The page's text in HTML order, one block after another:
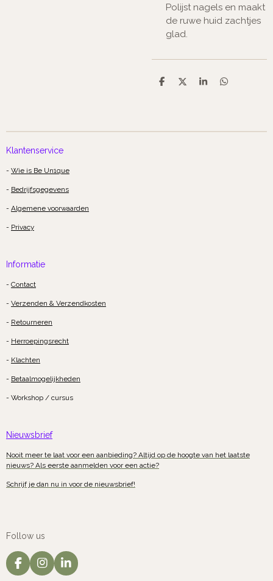
Polijst nagels en maakt
de ruwe huid zachtjes
glad.
D
D
S
D
Klantenservice
- Wie is Be Un1que
- Bedrijfsgegevens
- Algemene voorwaarden
- Privacy
Informatie
- Contact
- Verzenden & Verzendkosten
- Retourneren
- Herroepingsrecht
- Klachten
- Betaalmogelijkheden
- Workshop / cursus
Nieuwsbrief
Nooit meer te laat voor een aanbieding? Altijd op de hoogte van het laatste
nieuws? Als eerste aanmelden voor een actie?
Schrijf je dan nu in voor de nieuwsbrief!
Follow us
F
I
L